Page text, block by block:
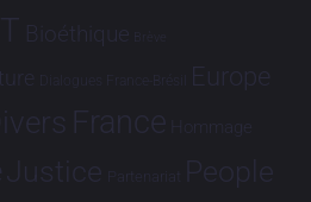
Bioéthique Brève
Dialogues France-Brésil Europe
France Hommage
Justice Partenariat People